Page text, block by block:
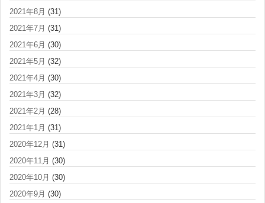
2021年8月 (31)
2021年7月 (31)
2021年6月 (30)
2021年5月 (32)
2021年4月 (30)
2021年3月 (32)
2021年2月 (28)
2021年1月 (31)
2020年12月 (31)
2020年11月 (30)
2020年10月 (30)
2020年9月 (30)